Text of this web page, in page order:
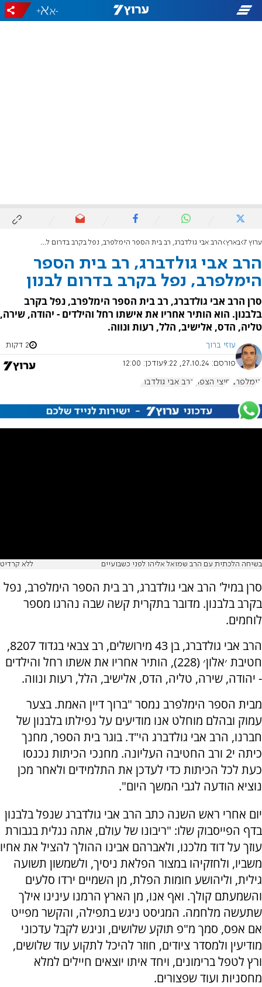
-
+
ערוץ 7 בארץ הרב אבי גולדברג, רב בית הספר הימלפרב, נפל בקרב בדרום לבנון
הרב אבי גולדברג, רב בית הספר
הימלפרב, נפל בקרב בדרום לבנון
סרן הרב אבי גולדברג, רב בית הספר הימלפרב, נפל בקרב
בלבנון. הוא הותיר אחריו את אישתו רחל והילדים - יהודה, שירה,
טליה, הדס, אלישיב, הלל, רעות ונווה.
עוזי ברוך 2 דקות
פורסם: 27.10.24, 9:22 עודכן: 12:00
הימלפרב חיצי הצפון הרב אבי גולדברג
בשיחה הלכתית עם הרב שמואל אליהו לפני כשבועיים ללא קרדיט
סרן במיל' הרב אבי גולדברג, רב בית הספר הימלפרב, נפל
בקרב בלבנון. מדובר בתקרית קשה שבה נהרגו מספר
לוחמים.
הרב אבי גולדברג, בן 43 מירושלים, רב צבאי בגדוד 8207,
חטיבת ׳אלון׳ (228), הותיר אחריו את אשתו רחל והילדים
- יהודה, שירה, טליה, הדס, אלישיב, הלל, רעות ונווה.
מבית הספר הימלפרב נמסר "ברוך דיין האמת. בצער
עמוק ובהלם מוחלט אנו מודיעים על נפילתו בלבנון של
חברנו, הרב אבי גולדברג הי"ד. בוגר בית הספר, מחנך
כיתה י2 ורב החטיבה העליונה. מחנכי הכיתות נכנסו
כעת לכל הכיתות כדי לעדכן את התלמידים ולאחר מכן
נוציא הודעה לגבי המשך היום".
יום אחרי ראש השנה כתב הרב אבי גולדברג שנפל בלבנון
בדף הפייסבוק שלו: "ריבונו של עולם, אתה נגלית בגבורת
עוזך על דוד מלכנו, ולאברהם אבינו ההולך להציל את אחיו
משביו, ולחזקיהו במצור הפלאת ניסיך, ולשמשון תשועה
גילית, וליהושע חומות הפלת, מן השמיים ירדו סלעים
והשמעתם קולך. ואף אנו, מן הארץ הרמנו עינינו אילך
שתעשה מלחמה. המגיסט ניגש בתפילה, והקשר מפייט
אם אפס, סמך מ"פ תוקע שלושים, וניגש לקבל עדכוני
מודיעין ולמסדר ציודים, חוזר להיכל לתקוע עוד שלושים,
ורץ לטפל ברימונים, ויחד איתו יוצאים חיילים למלא
מחסניות ועוד שפצורים.